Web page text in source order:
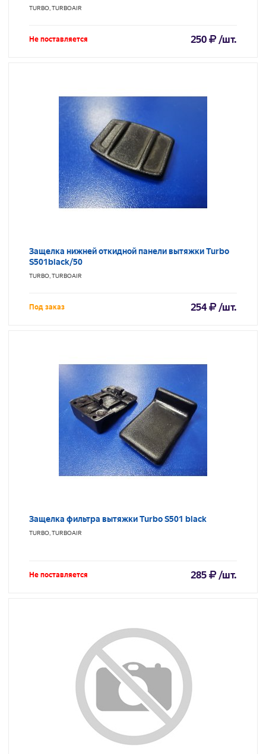
TURBO, TURBOAIR
Не поставляется 250 /шт.
Защелка нижней откидной панели вытяжки Turbo
S501black/50
TURBO, TURBOAIR
Под заказ 254 /шт.
Защелка фильтра вытяжки Turbo S501 black
TURBO, TURBOAIR
Не поставляется 285 /шт.